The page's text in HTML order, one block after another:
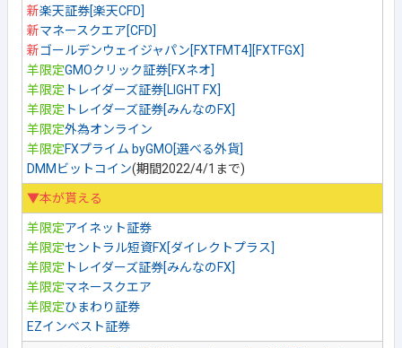
新楽天証券[楽天CFD]
新マネースクエア[CFD]
新ゴールデンウェイジャパン[FXTFMT4][FXTFGX]
羊限定GMOクリック証券[FXネオ]
羊限定 トレイダーズ証券[LIGHT FX]
羊限定 トレイダーズ証券[みんなのFX]
羊限定外為オンライン
羊限定FXプライム byGMO[選べる外貨]
DMMビットコイン(期間2022/4/1まで)
▼本が貰える
羊限定アイネット証券
羊限定セントラル短資FX[ダイレクトプラス]
羊限定 トレイダーズ証券[みんなのFX]
羊限定マネースクエア
羊限定ひまわり証券
EZインベスト証券